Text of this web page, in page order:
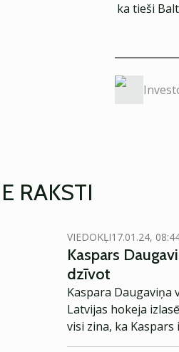
ka tieši
RAKSTI
VIEDOKĻI17.01.24,
Kaspars
dzīvot
Kaspara Daugaviņa
Latvijas hokeja
visi zina, ka
Klubu viņš